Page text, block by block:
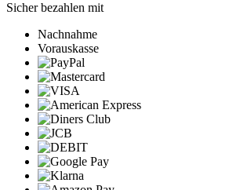
Sicher bezahlen mit
Nachnahme
Vorauskasse